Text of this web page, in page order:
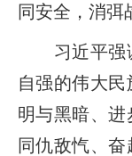
同安全，消弭
习近平强调
自强的伟大
明与黑暗、进
同仇敌忾、